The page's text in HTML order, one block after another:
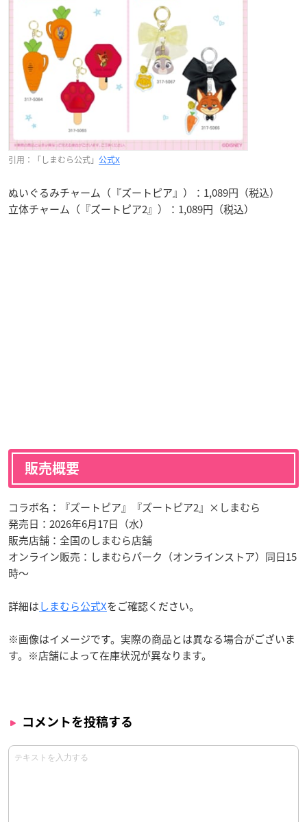
引用：「しまむら公式」 公式X
ぬいぐるみチャーム（『ズートピア』）：1,089円（税込）
立体チャーム（『ズートピア2』）：1,089円（税込）
販売概要
コラボ名：『ズートピア』『ズートピア2』×しまむら
発売日：2026年6月17日（水）
販売店舗：全国のしまむら店舗
オンライン販売：しまむらパーク（オンラインストア）同日15
時～
詳細はしまむら公式Xをご確認ください。
※画像はイメージです。実際の商品とは異なる場合がございま
す。※店舗によって在庫状況が異なります。
コメントを投稿する